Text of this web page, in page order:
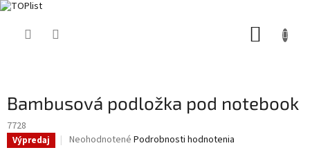
Bambusová podložka pod notebook
7728
Výpredaj
Priemerné
Neohodnotené Podrobnosti hodnotenia